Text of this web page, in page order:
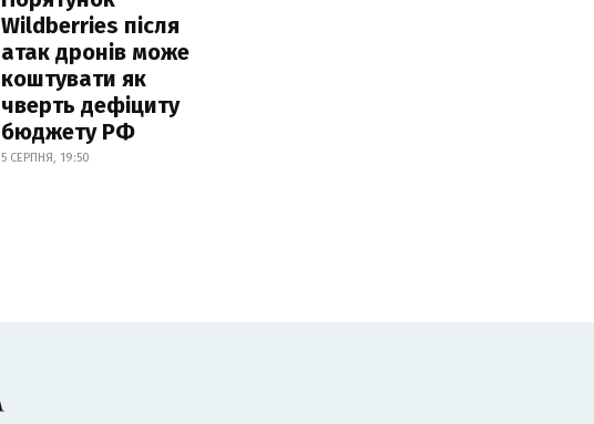
Wildberries після
атак дронів може
коштувати як
чверть дефіциту
бюджету РФ
5 СЕРПНЯ, 19:50